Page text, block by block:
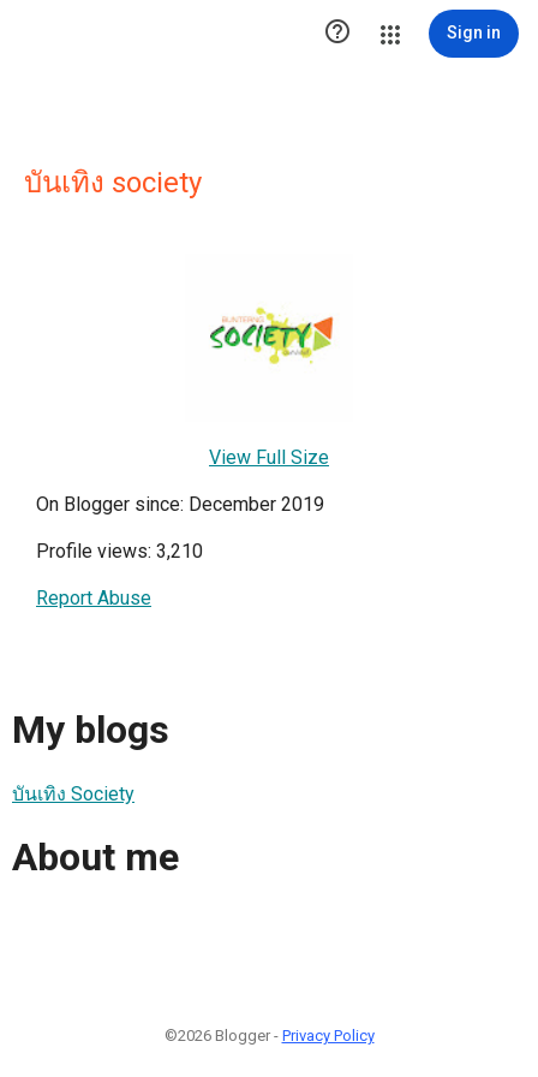
 Sign in
บันเทิง society
View Full Size
On Blogger since: December 2019
Profile views: 3,210
Report Abuse
My blogs
บันเทิง Society
About me
©2026 Blogger - Privacy Policy